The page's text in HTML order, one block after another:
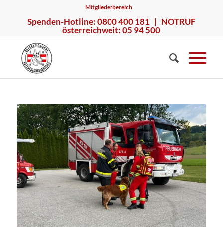
Mitgliederbereich
Spenden-Hotline: 0800 400 181 | NOTRUF
österreichweit: 05 94 500